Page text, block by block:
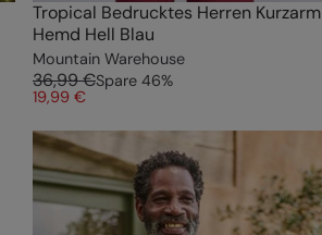
Tropical Bedrucktes Herren Kurzarm
Hemd Hell Blau
Mountain Warehouse
36,99 €Spare 46%
19,99 €